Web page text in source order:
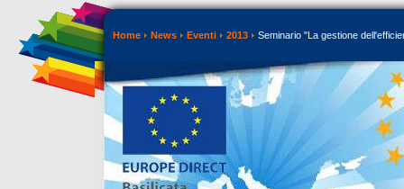
Home News Eventi 2013 Seminario "La gestione